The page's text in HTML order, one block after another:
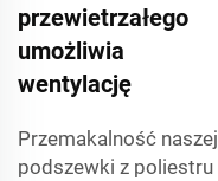
przewietrzałego
umożliwia
wentylację
Przemakalność naszej
podszewki z poliestru